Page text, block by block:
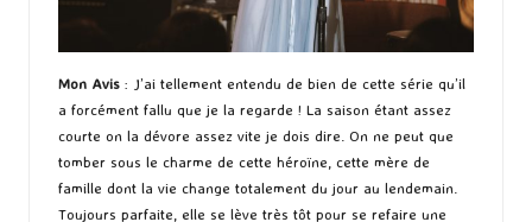
Mon Avis : J’ai tellement entendu de bien de cette série qu’il
a forcément fallu que je la regarde ! La saison étant assez
courte on la dévore assez vite je dois dire. On ne peut que
tomber sous le charme de cette héroïne, cette mère de
famille dont la vie change totalement du jour au lendemain.
Toujours parfaite, elle se lève très tôt pour se refaire une